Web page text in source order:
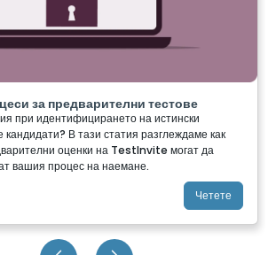
за предварителни тестове
при идентифицирането на истински
В тази статия разглеждаме как
оценки на TestInvite могат да
вашия процес на наемане.
Четете